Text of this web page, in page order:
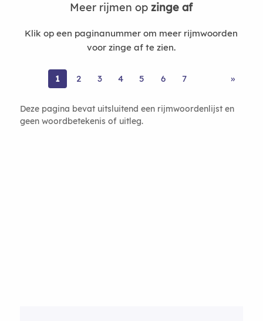
Meer rijmen op zinge af
Klik op een paginanummer om meer rijmwoorden
voor zinge af te zien.
1 2 3 4 5 6 7 »
Deze pagina bevat uitsluitend een rijmwoordenlijst en
geen woordbetekenis of uitleg.